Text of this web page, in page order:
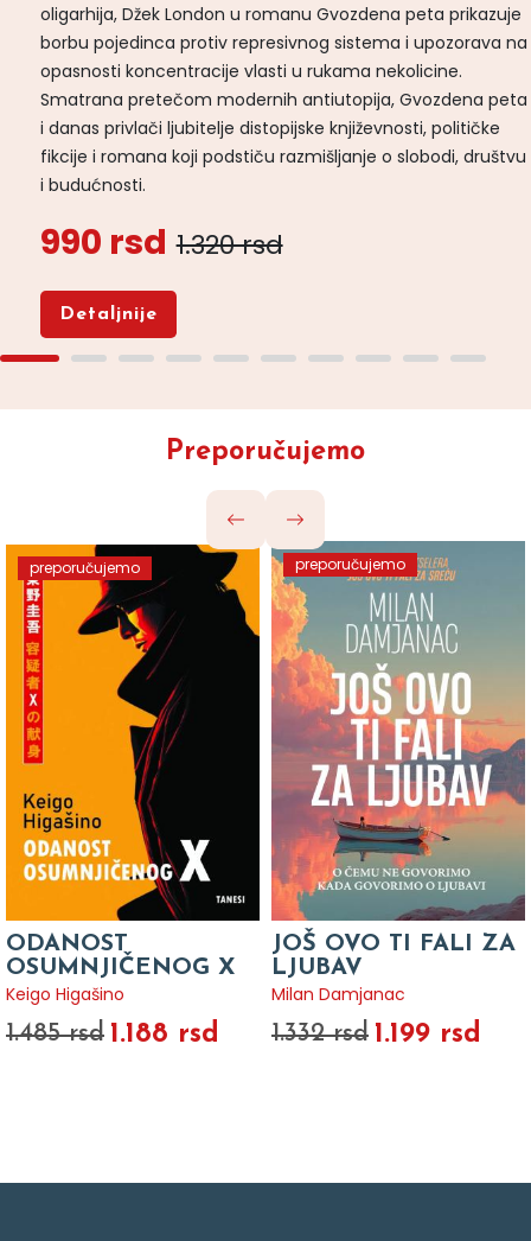
oligarhija, Džek London u romanu Gvozdena peta prikazuje
borbu pojedinca protiv represivnog sistema i upozorava na
opasnosti koncentracije vlasti u rukama nekolicine.
Smatrana pretečom modernih antiutopija, Gvozdena peta
i danas privlači ljubitelje distopijske književnosti, političke
fikcije i romana koji podstiču razmišljanje o slobodi, društvu
i budućnosti.
990 rsd 1.320 rsd
Detaljnije
Preporučujemo
preporučujemo
ODANOST
OSUMNJIČENOG X
Keigo Higašino
1.485 rsd 1.188 rsd
preporučujemo
JOŠ OVO TI FALI ZA
LJUBAV
Milan Damjanac
1.332 rsd 1.199 rsd